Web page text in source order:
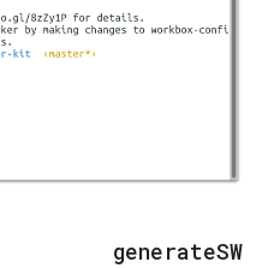
generateSW